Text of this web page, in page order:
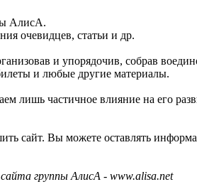
АлисА.
очевидцев, статьи и др.
и упорядочив, собрав
и любые другие материалы.
лишь частичное влияние на его
сайт. Вы можете оставлять
группы АлисА - www.alisa.net